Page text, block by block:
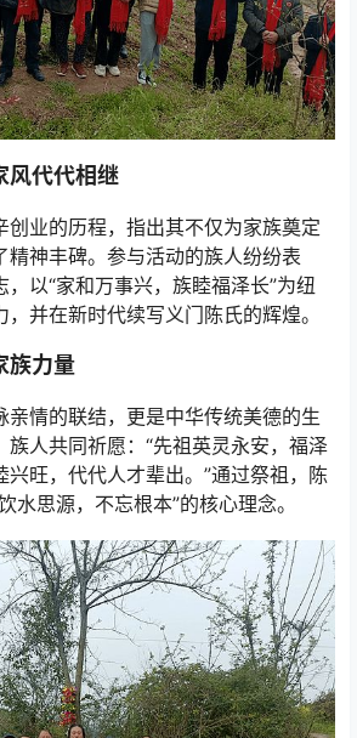
风代代相继
创业的历程，指出其不仅为家族奠定
精神丰碑。参与活动的族人纷纷表
以“家和万事兴，族睦福泽长”为纽
并在新时代续写义门陈氏的辉煌。
族力量
亲情的联结，更是中华传统美德的生
族人共同祈愿：“先祖英灵永安，福泽
兴旺，代代人才辈出。”通过祭祖，陈
水思源，不忘根本”的核心理念。